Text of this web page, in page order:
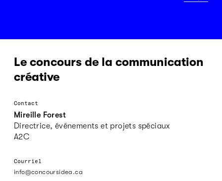
Le concours de la communication
créative
Contact
Mireille Forest
Directrice, événements et projets spéciaux
A2C
Courriel
info@concoursidea.ca